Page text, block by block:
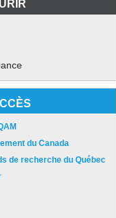
du Canada
de recherche du Québec